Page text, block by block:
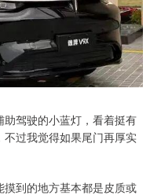
驾驶的小蓝灯，看着挺有
过我觉得如果尾门再厚实
到的地方基本都是皮质或